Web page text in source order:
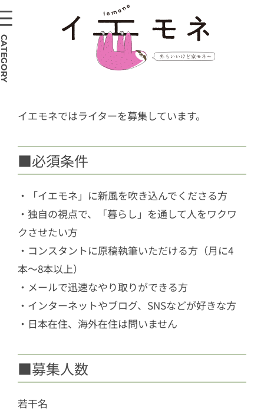
イエモネではライターを募集しています。
■必須条件
・「イエモネ」に新風を吹き込んでくださる方
・独自の視点で、「暮らし」を通して人をワクワ
クさせたい方
・コンスタントに原稿執筆いただける方（月に4
本〜8本以上）
・メールで迅速なやり取りができる方
・インターネットやブログ、SNSなどが好きな方
・日本在住、海外在住は問いません
■募集人数
若干名